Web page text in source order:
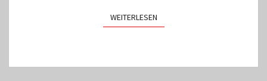
WEITERLESENWEITERLESEN